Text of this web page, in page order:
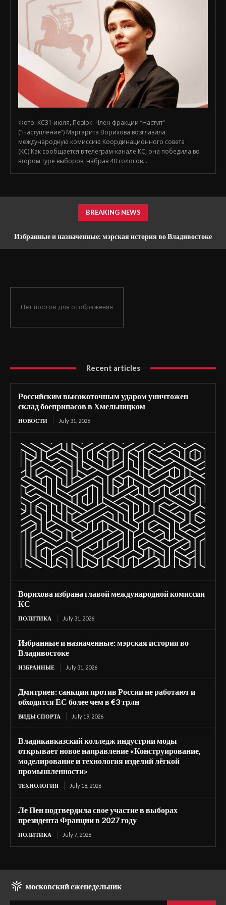
Фото: КС31 июля, Позірк. Член фракции “Наступ“
(“Наступление“) Маргарита Ворихова возглавила
международную комиссию Координационного совета
(КС).Как сообщается в телеграм-канале КС, она победила во
втором туре выборов, набрав 40 голосов...
BREAKING NEWS
Избранные и назначенные: мэрская история во Владивостоке
Нет постов для отображения
Recent articles
Российским высокоточным ударом уничтожен
склад боеприпасов в Хмельницком
НОВОСТИ July 31, 2026
Ворихова избрана главой международной комиссии
КС
ПОЛИТИКА July 31, 2026
Избранные и назначенные: мэрская история во
Владивостоке
ИЗБРАННЫЕ July 31, 2026
Дмитриев: санкции против России не работают и
обходятся ЕС более чем в €3 трлн
ВИДЫ СПОРТА July 19, 2026
Владикавказский колледж индустрии моды
открывает новое направление «Конструирование,
моделирование и технология изделий лёгкой
промышленности»
ТЕХНОЛОГИЯ July 18, 2026
Ле Пен подтвердила свое участие в выборах
президента Франции в 2027 году
ПОЛИТИКА July 7, 2026
московский еженедельник